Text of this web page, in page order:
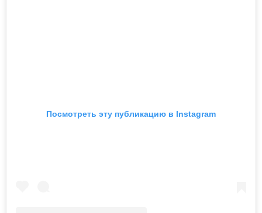
Посмотреть эту публикацию в Instagram